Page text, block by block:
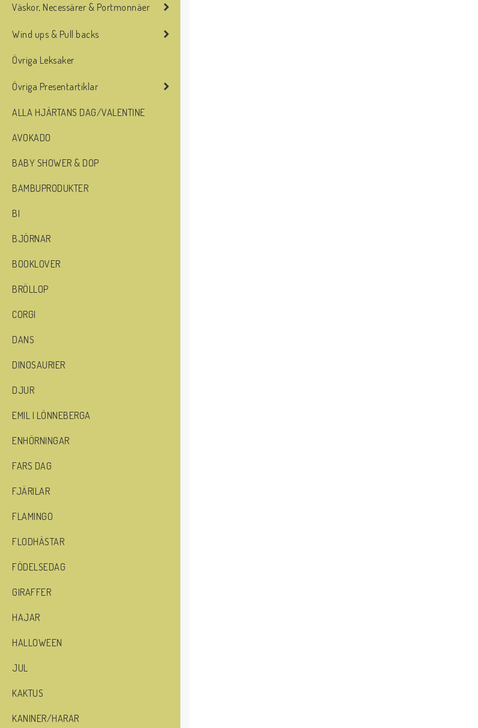
Väskor, Necessärer & Portmonnäer
Wind ups & Pull backs
Övriga Leksaker
Övriga Presentartiklar
ALLA HJÄRTANS DAG/VALENTINE
AVOKADO
BABY SHOWER & DOP
BAMBUPRODUKTER
BI
BJÖRNAR
BOOKLOVER
BRÖLLOP
CORGI
DANS
DINOSAURIER
DJUR
EMIL I LÖNNEBERGA
ENHÖRNINGAR
FARS DAG
FJÄRILAR
FLAMINGO
FLODHÄSTAR
FÖDELSEDAG
GIRAFFER
HAJAR
HALLOWEEN
JUL
KAKTUS
KANINER/HARAR